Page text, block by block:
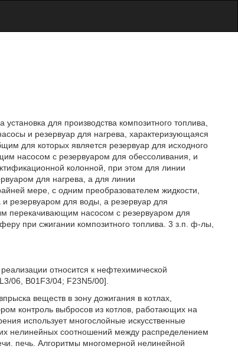
для производства композитного топлива,
и резервуар для нагрева, характеризующаяся
для которых является резервуар для исходного
насосом с резервуаром для обессоливания, и
колонной, при этом для линии
для нагрева, а для линии
мере, с одним преобразователем жидкости,
резервуаром для воды, а резервуар для
перекачивающим насосом с резервуаром для
при сжигании композитного топлива. 3 з.п. ф-лы,
относится к нефтехимической
06, B01F3/04; F23N5/00].
веществ в зону дожигания в котлах,
контроль выбросов из котлов, работающих на
использует многослойные искусственные
нелинейных соотношений между распределением
печь. Алгоритмы многомерной нелинейной